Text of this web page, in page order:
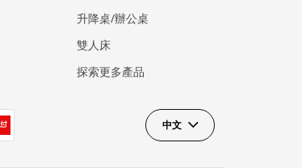
升降桌/辦公桌
雙人床
探索更多產品
中文